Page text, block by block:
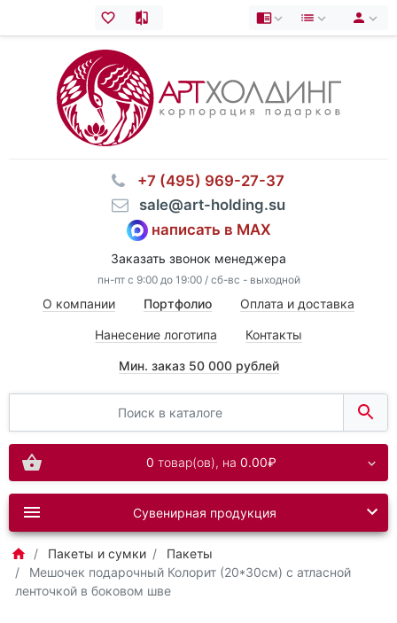
⠀+7 (495) 969-27-37
⠀sale@art-holding.su
написать в MAX
Заказать звонок менеджера
пн-пт с 9:00 до 19:00 / сб-вс - выходной
О компании Портфолио Оплата и доставка
Нанесение логотипа Контакты
Мин. заказ 50 000 рублей
0 товар(ов), на 0.00₽
Сувенирная продукция
Пакеты и сумки
Пакеты
Мешочек подарочный Колорит (20*30см) с атласной
ленточкой в боковом шве